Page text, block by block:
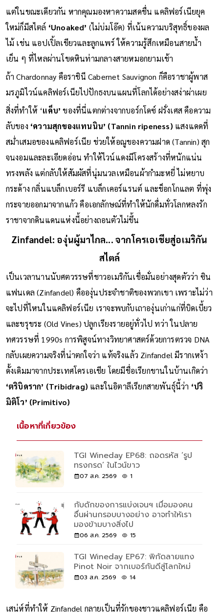
แคลิฟอร์เนีย คือต้นตำรับของสไตล์
‘Rich & Creamy’ที่โด่งดัง
แต่ในขณะเดียวกัน หากคุณมองหาความสดชื่น แคลิฟอร์เนียยุค
ใหม่ก็มีสไตล์‘Unoaked’(ไม่บ่มโอ๊ค) ที่เน้นความบริสุทธิ์ของผล
ไม้ เช่น แอปเปิ้ลเขียวและลูกแพร์ ให้ความรู้สึกเหมือนสายน้ำ
เย็น ๆ ที่ไหลผ่านโขดหินท่ามกลางสายหมอกยามเช้า
ถ้า Chardonnay คือราชินี Cabernet Sauvignon ก็คือราชาผู้พาส
มรภูมิไวน์แคลิฟอร์เนียไปปักธงบนแผนที่โลกได้อย่างสง่าผ่าเผย
สิ่งที่ทำให้ ‘แค็บ’ของที่นี่แตกต่างจากบอร์กโดซ์ ฝรั่งเศส คือความ
ลับของ‘ความสุกของแทนนิน’ (Tannin ripeness)แสงแดดที่
สม่ำเสมอของแคลิฟอร์เนีย ช่วยให้อณูของความฝาด (Tannin) สุก
จนงอมและละเอียดอ่อน ทำให้ไวน์แดงมีโครงสร้างที่หนักแน่น
ทรงพลัง แต่กลับให้สัมผัสที่นุ่มนวลเหมือนผ้ากำมะหยี่ ไม่หยาบ
กระด้าง กลิ่นแบล็กเบอร์รี แบล็กเคอร์แรนต์ และช็อกโกแลต ที่พุ่ง
กระจายออกมาจากแก้ว คือเอกลักษณ์ที่ทำให้นักดื่มทั่วโลกหลงรัก
ราชาจากดินแดนแห่งนี้อย่างถอนตัวไม่ขึ้น
Zinfandel: องุ่นผู้มาไกล... จากโครเอเชียสู่อเมริกัน
สไตล์
เป็นเวลานานนับศตวรรษที่ชาวอเมริกันเชื่อมั่นอย่างสุดตัวว่า ซิน
แฟนเดล (Zinfandel) คือองุ่นประจำชาติของพวกเขา เพราะไม่ว่า
จะไปที่ไหนในแคลิฟอร์เนีย เราจะพบกับเถาองุ่นเก่าแก่ที่บิดเบี้ยว
และขรุขระ (Old Vines) ปลูกเรียงรายอยู่ทั่วไป ทว่า ในปลาย
ทศวรรษที่ 1990s การพิสูจน์ทางวิทยาศาสตร์ด้วยการตรวจ DNA
กลับเผยความจริงที่น่าตกใจว่า แท้จริงแล้ว Zinfandel มีรากเหง้า
ดั้งเดิมมาจากประเทศโครเอเชีย โดยมีชื่อเรียกขานในบ้านเกิดว่า
‘ตริบิดราก’ (Tribidrag)
เนื้อหาที่เกี่ยวข้อง
TGI Wineday EP68: ถอดรหัส ‘รูป
ทรงกรด’ ในไวน์ขาว
กับดักของการแบ่งเจนฯ เมื่อมองคน
อื่นผ่านกรอบบางอย่าง อาจทำให้เรา
มองข้ามบางสิ่งไป
TGI Wineday EP67: พิกัดลายแทง
Pinot Noir จากเบอร์กันดีสู่โลกใหม่